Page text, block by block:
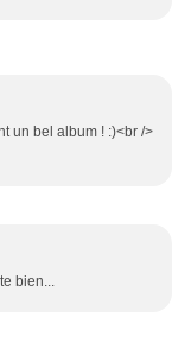
un bel album ! :)<br />
bien...